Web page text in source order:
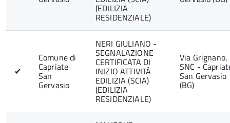
(EDILIZIA
RESIDENZIALE)
✔
Comune di
Capriate
San
Gervasio
NERI GIULIANO -
SEGNALAZIONE
CERTIFICATA DI
INIZIO ATTIVITÀ
EDILIZIA (SCIA)
(EDILIZIA
RESIDENZIALE)
Via Grignano,
SNC -
San Gervasio
(BG)